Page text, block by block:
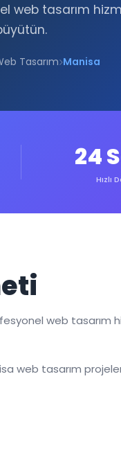
web tasarım
Tasarım Manisa
24
Hızlı
web tasarım
web tasarım